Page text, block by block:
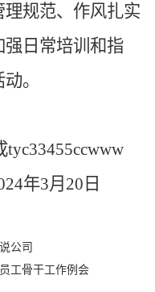
规范、作风扎实
日常培训和指
。
20日
公司
工骨干工作例会